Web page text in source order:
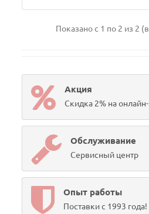
Показано с 1 по 2 из 2
Акция
Скидка 2% на онлайн-
Обслуживание
Сервисный центр
Опыт работы
Поставки с 1993 года!